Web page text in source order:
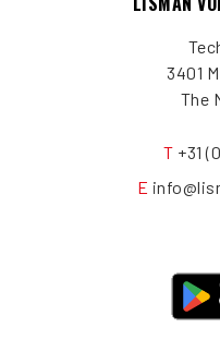
3401
The
T +31
E